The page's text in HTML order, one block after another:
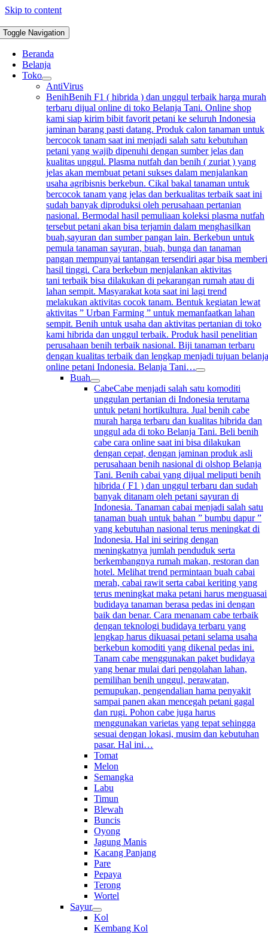
Skip to content
Toggle Navigation
Beranda
Belanja
Toko
AntiVirus
BenihBenih F1 ( hibrida ) dan unggul terbaik harga murah
terbaru dijual online di toko Belanja Tani. Online shop
kami siap kirim bibit favorit petani ke seluruh Indonesia
jaminan barang pasti datang. Produk calon tanaman untuk
bercocok tanam saat ini menjadi salah satu kebutuhan
petani yang wajib dipenuhi dengan sumber jelas dan
kualitas unggul. Plasma nutfah dan benih ( zuriat ) yang
jelas akan membuat petani sukses dalam menjalankan
usaha agribisnis berkebun. Cikal bakal tanaman untuk
bercocok tanam yang jelas dan berkualitas terbaik saat ini
sudah banyak diproduksi oleh perusahaan pertanian
nasional. Bermodal hasil pemuliaan koleksi plasma nutfah
tersebut petani akan bisa terjamin dalam menghasilkan
buah,sayuran dan sumber pangan lain. Berkebun untuk
pemula tanaman sayuran, buah, bunga dan tanaman
pangan mempunyai tantangan tersendiri agar bisa memberi
hasil tinggi. Cara berkebun menjalankan aktivitas
tani terbaik bisa dilakukan di pekarangan rumah atau di
lahan sempit. Masyarakat kota saat ini lagi trend
melakukan aktivitas cocok tanam. Bentuk kegiatan lewat
aktivitas ” Urban Farming ” untuk memanfaatkan lahan
sempit. Benih untuk usaha dan aktivitas pertanian di toko
kami hibrida dan unggul terbaik. Produk hasil penelitian
perusahaan benih terbaik nasional. Biji tanaman terbaru
dengan kualitas terbaik dan lengkap menjadi tujuan
online petani Indonesia. Belanja Tani…
Buah
CabeCabe menjadi salah satu komoditi
unggulan pertanian di Indonesia terutama
untuk petani hortikultura. Jual benih cabe
murah harga terbaru dan kualitas hibrida dan
unggul ada di toko Belanja Tani. Beli benih
cabe cara online saat ini bisa dilakukan
dengan cepat, dengan jaminan produk asli
perusahaan benih nasional di olshop Belanja
Tani. Benih cabai yang dijual meliputi benih
hibrida ( F1 ) dan unggul terbaru dan sudah
banyak ditanam oleh petani sayuran di
Indonesia. Tanaman cabai menjadi salah satu
tanaman buah untuk bahan ” bumbu dapur ”
yang kebutuhan nasional terus meningkat di
Indonesia. Hal ini seiring dengan
meningkatnya jumlah penduduk serta
berkembangnya rumah makan, restoran dan
hotel. Melihat trend permintaan buah cabai
merah, cabai rawit serta cabai keriting yang
terus meningkat maka petani harus menguasai
budidaya tanaman berasa pedas ini dengan
baik dan benar. Cara menanam cabe terbaik
dengan teknologi budidaya terbaru yang
lengkap harus dikuasai petani selama usaha
berkebun komoditi yang dikenal pedas ini.
Tanam cabe menggunakan paket budidaya
yang benar mulai dari pengolahan lahan,
pemilihan benih unggul, perawatan,
pemupukan, pengendalian hama penyakit
sampai panen akan mencegah petani gagal
dan rugi. Pohon cabe juga harus
menggunakan varietas yang tepat sehingga
sesuai dengan lokasi, musim dan kebutuhan
pasar. Hal ini…
Tomat
Melon
Semangka
Labu
Timun
Blewah
Buncis
Oyong
Jagung Manis
Kacang Panjang
Pare
Pepaya
Terong
Wortel
Sayur
Kol
Kembang Kol